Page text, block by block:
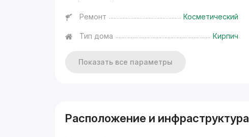
Ремонт Косметический
Тип дома Кирпич
Показать все параметры
Расположение и инфраструктура